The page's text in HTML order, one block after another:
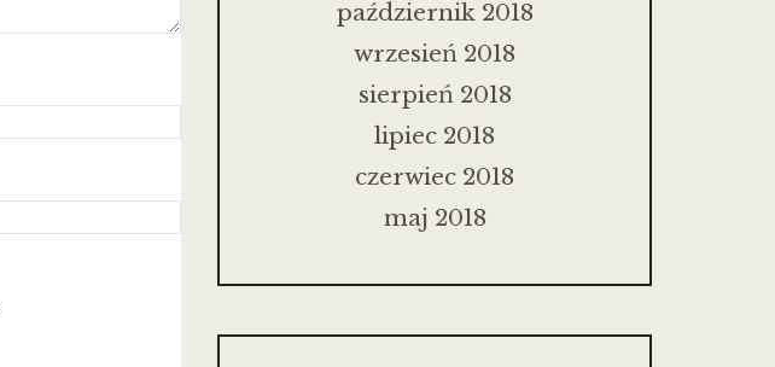
październik 2018
wrzesień 2018
sierpień 2018
lipiec 2018
czerwiec 2018
maj 2018